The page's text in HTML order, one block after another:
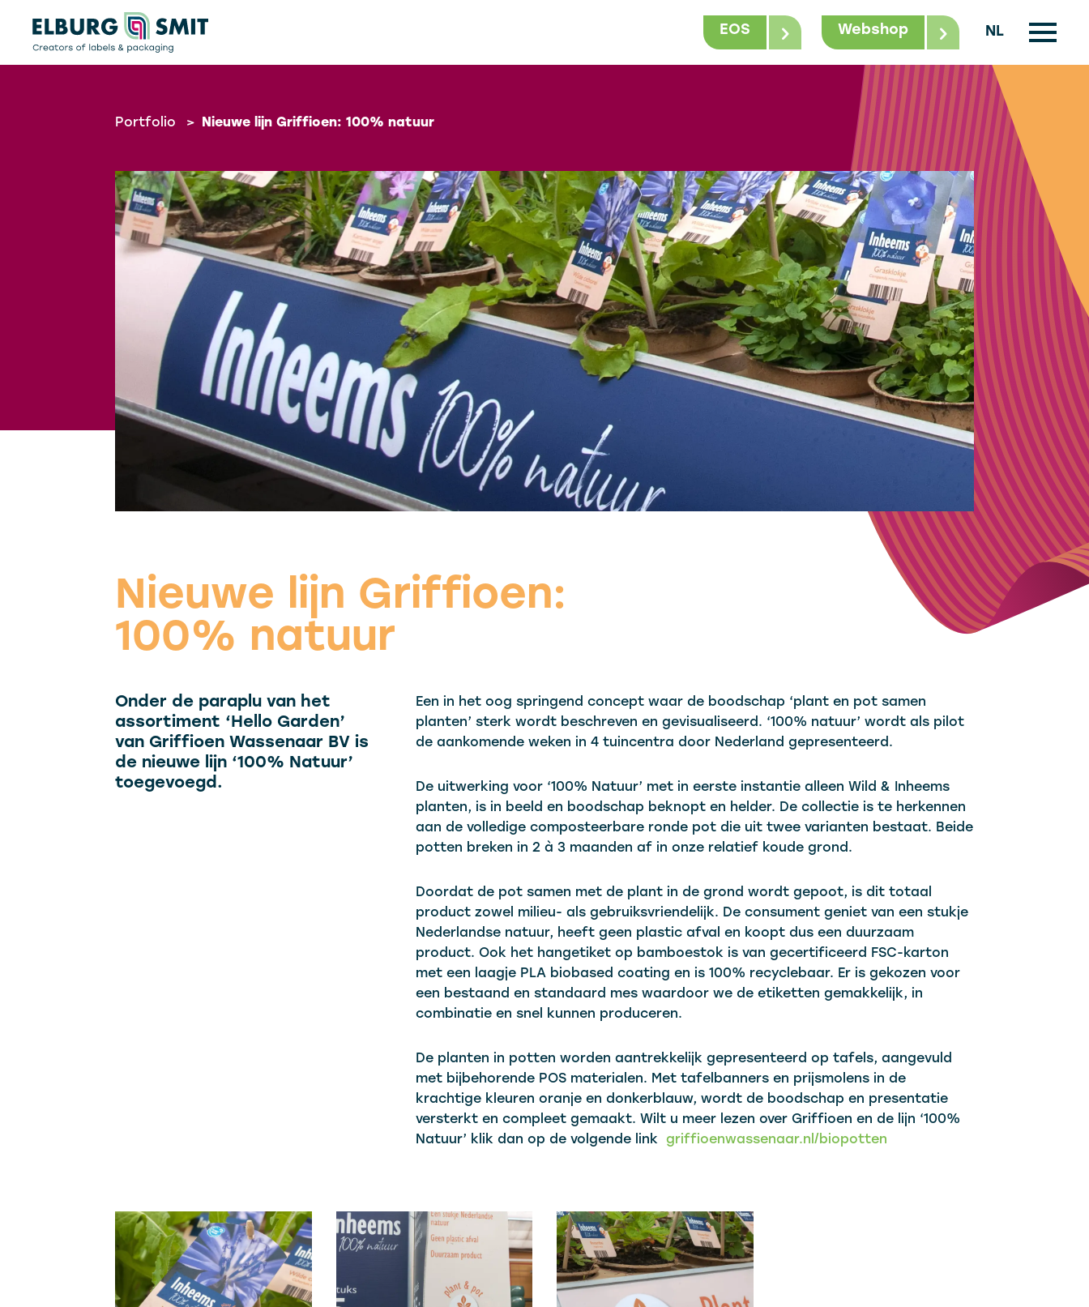
EOS Webshop NL
Portfolio > Nieuwe lijn Griffioen: 100% natuur
Nieuwe lijn Griffioen:
100% natuur
Onder de paraplu van het
assortiment ‘Hello Garden’
van Griffioen Wassenaar BV is
de nieuwe lijn ‘100% Natuur’
toegevoegd.
Een in het oog springend concept waar de boodschap ‘plant en pot samen
planten’ sterk wordt beschreven en gevisualiseerd. ‘100% natuur’ wordt als pilot
de aankomende weken in 4 tuincentra door Nederland gepresenteerd.
De uitwerking voor ‘100% Natuur’ met in eerste instantie alleen Wild & Inheems
planten, is in beeld en boodschap beknopt en helder. De collectie is te herkennen
aan de volledige composteerbare ronde pot die uit twee varianten bestaat. Beide
potten breken in 2 à 3 maanden af in onze relatief koude grond.
Doordat de pot samen met de plant in de grond wordt gepoot, is dit totaal
product zowel milieu- als gebruiksvriendelijk. De consument geniet van een stukje
Nederlandse natuur, heeft geen plastic afval en koopt dus een duurzaam
product. Ook het hangetiket op bamboestok is van gecertificeerd FSC-karton
met een laagje PLA biobased coating en is 100% recyclebaar. Er is gekozen voor
een bestaand en standaard mes waardoor we de etiketten gemakkelijk, in
combinatie en snel kunnen produceren.
De planten in potten worden aantrekkelijk gepresenteerd op tafels, aangevuld
met bijbehorende POS materialen. Met tafelbanners en prijsmolens in de
krachtige kleuren oranje en donkerblauw, wordt de boodschap en presentatie
versterkt en compleet gemaakt. Wilt u meer lezen over Griffioen en de lijn ‘100%
Natuur’ klik dan op de volgende link griffioenwassenaar.nl/biopotten